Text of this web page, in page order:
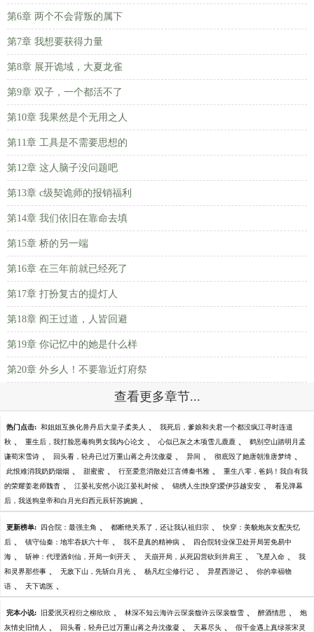
第6章 两个不会背叛的属下
第7章 我想要获得力量
第8章 展开诡域，大夏龙雀
第9章 双子，一个都活不了
第10章 我果然是个无用之人
第11章 工具是不需要思想的
第12章 这人脑子没问题吧
第13章 c级契诡师的报销福利
第14章 我们依旧在靠命去填
第15章 桥的另一端
第16章 在三年前就已经死了
第17章 打扮复古的提灯人
第18章 阎王过道，人皆回避
第19章 你记忆中的她是什么样
第20章 外乡人！不要靠近灯府祭
查看更多章节...
热门点击: 和姐姐互换化兽丹后大皇子柔美人 、 我死后，爹娘和夫君一个都没疯江寻时连道
秋 、 重生后，我打脸恶毒狗男女我内心论文 、 心似已灰之木项雪儿鹿鹿 、 鹤别空山踏明月孟
谦荀宋雪诗 、 回头看，轻舟已过万重山蒋之舟沈傲凝 、 异间 、 彻底毁了她唐朝淮唐梦绮 、
此恨难消我奶奶烟烟 、 甜蜜蜜 、 行至爱意消散处江言傅秦书雅 、 重生八零，爸妈！我自有我
的荣耀姜老师魏杳 、 江晏礼安然小说江晏礼时候 、 锦绣人生[快穿]爱伊莎越安安 、 看见弹幕
后，我送狗皇帝和白月光归西元辰轩苏婉婉 、
更新榜单: 四合院：最强主角 、 都断绝关系了，还让我认祖归宗 、 快穿：美貌炮灰女配失忆
后 、 镇守仙秦：地牢吞妖六十年 、 我不是真的精神病 、 四合院转业保卫处开局罢免易中
海 、 斩神：代理酒剑仙，开局一剑开天 、 天崩开局，从死囚营砍到并肩王 、 飞星入命 、 我
和灵界那些事 、 无敌下山，先斩白月光 、 杨凡红尘修行记 、 异星西游记 、 你的幸福物
语 、 天下诡医 、
完本小说: 旧爱泯灭程衍之柳欣欣 、 林深不知云海许云琛裴馥许云琛裴馥雪 、 醉酒情思 、 炮
灰情史旧情人 、 回头看，轻舟已过万重山蒋之舟沈傲凝 、 天幕尽头 、 假千金遇上真绿茶宋灵